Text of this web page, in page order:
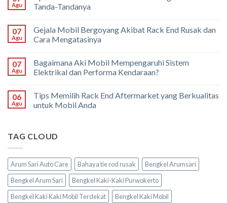
Agu
Tanda-Tandanya
07
Agu
Gejala Mobil Bergoyang Akibat Rack End Rusak dan
Cara Mengatasinya
07
Agu
Bagaimana Aki Mobil Mempengaruhi Sistem
Elektrikal dan Performa Kendaraan?
06
Agu
Tips Memilih Rack End Aftermarket yang Berkualitas
untuk Mobil Anda
TAG CLOUD
Arum Sari Auto Care Bahaya tie rod rusak
Bengkel Arumsari
Bengkel Arum Sari
Bengkel Kaki-Kaki Purwokerto
Bengkel Kaki Kaki Mobil Terdekat
Bengkel Kaki Mobil